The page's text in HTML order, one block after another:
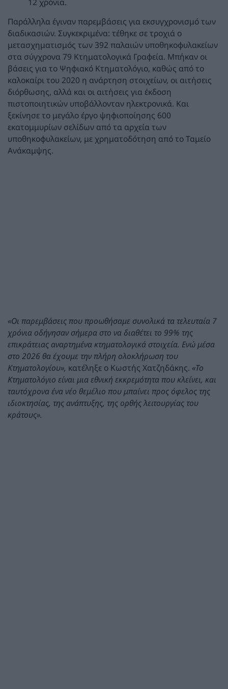
Παράλληλα έγιναν παρεμβάσεις για εκσυγχρονισμό των
διαδικασιών. Συγκεκριμένα: τέθηκε σε τροχιά ο
μετασχηματισμός των 392 παλαιών υποθηκοφυλακείων
στα σύγχρονα 79 Κτηματολογικά Γραφεία. Μπήκαν οι
βάσεις για το Ψηφιακό Κτηματολόγιο, καθώς από το
καλοκαίρι του 2020 η ανάρτηση στοιχείων, οι αιτήσεις
διόρθωσης, αλλά και οι αιτήσεις για έκδοση
πιστοποιητικών υποβάλλονταν ηλεκτρονικά. Και
ξεκίνησε το μεγάλο έργο ψηφιοποίησης 600
εκατομμυρίων σελίδων από τα αρχεία των
υποθηκοφυλακείων, με χρηματοδότηση από το Ταμείο
Ανάκαμψης.
«Οι παρεμβάσεις που προωθήσαμε συνολικά τα τελευταία 7
χρόνια οδήγησαν σήμερα στο να διαθέτει το 99% της
επικράτειας αναρτημένα κτηματολογικά στοιχεία. Ενώ μέσα
στο 2026 θα έχουμε την πλήρη ολοκλήρωση του
Κτηματολογίου», κατέληξε ο Κωστής Χατζηδάκης. «Το
Κτηματολόγιο είναι μια εθνική εκκρεμότητα που κλείνει, και
ταυτόχρονα ένα νέο θεμέλιο που μπαίνει προς όφελος της
ιδιοκτησίας, της ανάπτυξης, της ορθής λειτουργίας του
κράτους».